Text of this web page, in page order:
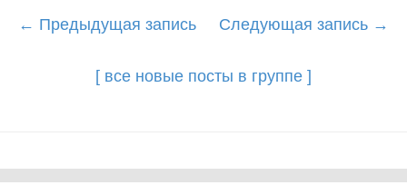
Post
← Предыдущая запись Следующая запись →
[ все новые посты в группе ]